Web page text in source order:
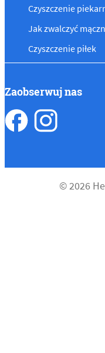
Czyszczenie
Jak zwalczyć
Czyszczenie piłek
Zaobserwuj nas
© 2026